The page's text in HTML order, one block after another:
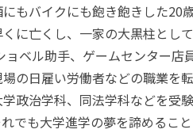
もバイクにも飽き飽きした20
に亡くし、一家の大黒柱とし
ベル助手、ゲームセンター店
の日雇い労働者などの職業を
政治学科、同法学科などを受
でも大学進学の夢を諦めるこ